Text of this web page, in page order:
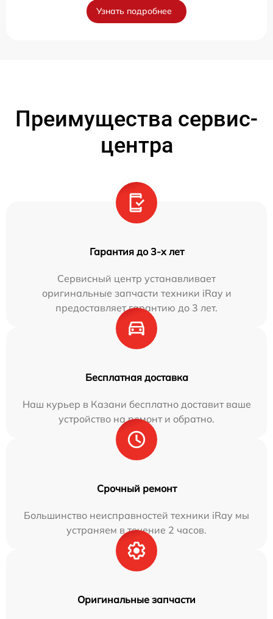
Узнать подробнее
Преимущества сервис-
центра
Гарантия до 3-х лет
Сервисный центр устанавливает
оригинальные запчасти техники iRay и
предоставляет гарантию до 3 лет.
Бесплатная доставка
Наш курьер в Казани бесплатно доставит ваше
устройство на ремонт и обратно.
Срочный ремонт
Большинство неисправностей техники iRay мы
устраняем в течение 2 часов.
Оригинальные запчасти